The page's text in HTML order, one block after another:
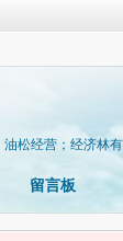
松经营；经济林
留言板